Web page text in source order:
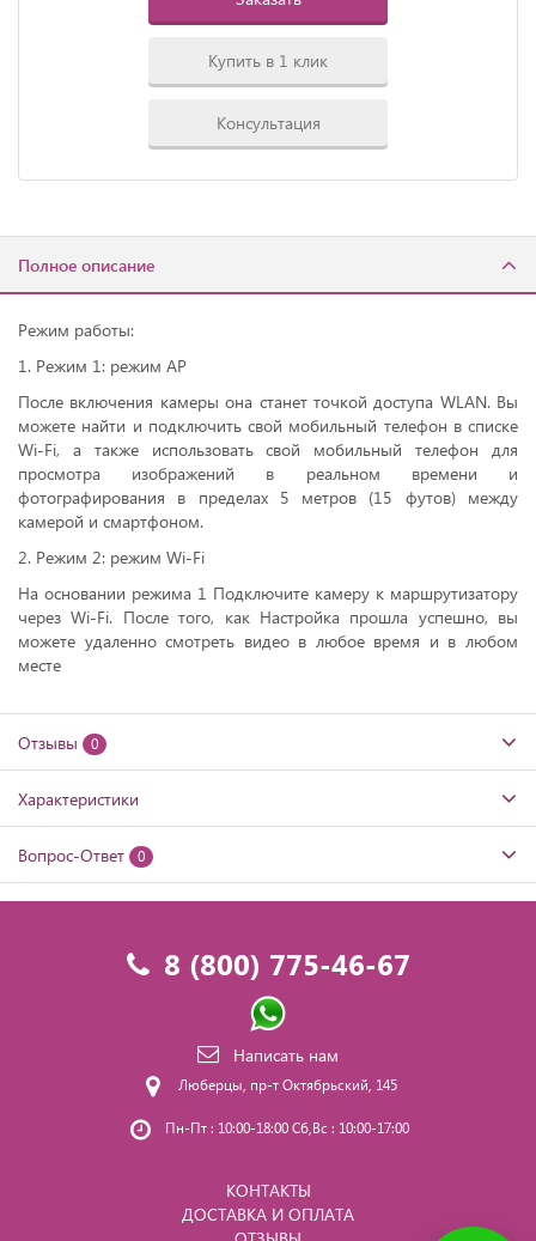
Купить в 1 клик
Консультация
Полное описание
Режим работы:
1. Режим 1: режим AP
После включения камеры она станет точкой доступа WLAN. Вы
можете найти и подключить свой мобильный телефон в списке
Wi-Fi, а также использовать свой мобильный телефон для
просмотра изображений в реальном времени и
фотографирования в пределах 5 метров (15 футов) между
камерой и смартфоном.
2. Режим 2: режим Wi-Fi
На основании режима 1 Подключите камеру к маршрутизатору
через Wi-Fi. После того, как Настройка прошла успешно, вы
можете удаленно смотреть видео в любое время и в любом
месте
Отзывы 0
Характеристики
Вопрос-Ответ 0
8 (800) 775-46-67
Написать нам
Люберцы, пр-т Октябрьский, 145
Пн-Пт : 10:00-18:00 Сб,Вс : 10:00-17:00
КОНТАКТЫ
ДОСТАВКА И ОПЛАТА